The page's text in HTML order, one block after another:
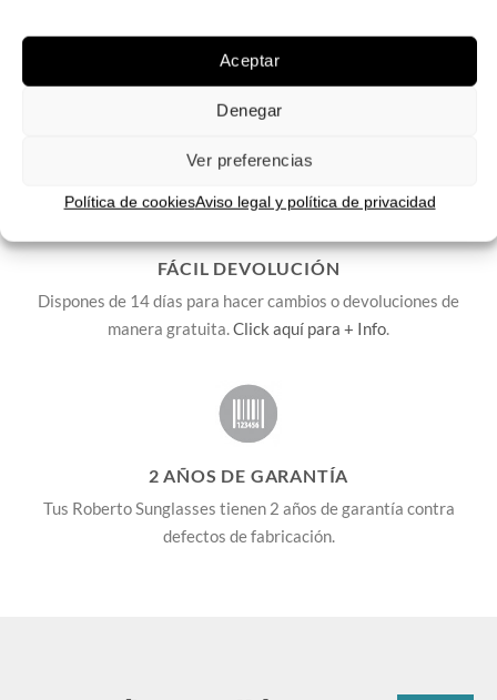
Aceptar
Denegar
Ver preferencias
Política de cookiesAviso legal y política de privacidad
ENVÍOS GRATIS
We ship to all EU countries.
FÁCIL DEVOLUCIÓN
Dispones de 14 días para hacer cambios o devoluciones de
manera gratuita.Click aquí para + Info.
2 AÑOS DE GARANTÍA
Tus Roberto Sunglasses tienen 2 años de garantía contra
defectos de fabricación.